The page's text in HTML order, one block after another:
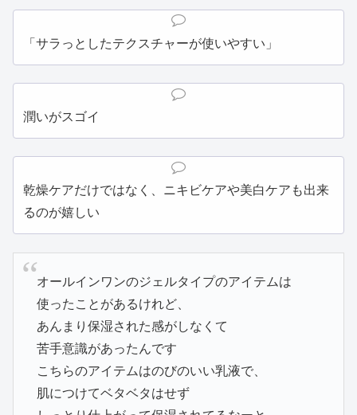
「サラっとしたテクスチャーが使いやすい」
潤いがスゴイ
乾燥ケアだけではなく、ニキビケアや美白ケアも出来
るのが嬉しい
オールインワンのジェルタイプのアイテムは
使ったことがあるけれど、
あんまり保湿された感がしなくて
苦手意識があったんです
こちらのアイテムはのびのいい乳液で、
肌につけてベタベタはせず